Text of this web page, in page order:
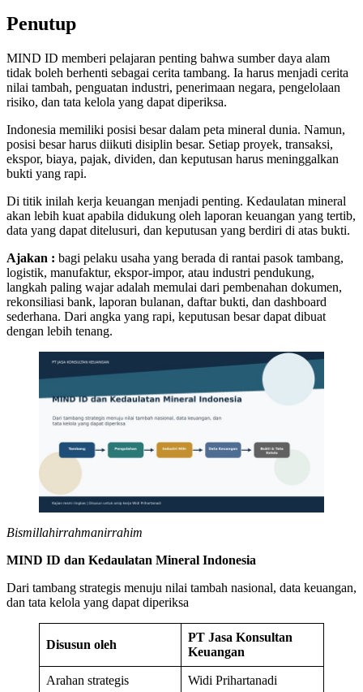
Penutup
MIND ID memberi pelajaran penting bahwa sumber daya alam
tidak boleh berhenti sebagai cerita tambang. Ia harus menjadi cerita
nilai tambah, penguatan industri, penerimaan negara, pengelolaan
risiko, dan tata kelola yang dapat diperiksa.
Indonesia memiliki posisi besar dalam peta mineral dunia. Namun,
posisi besar harus diikuti disiplin besar. Setiap proyek, transaksi,
ekspor, biaya, pajak, dividen, dan keputusan harus meninggalkan
bukti yang rapi.
Di titik inilah kerja keuangan menjadi penting. Kedaulatan mineral
akan lebih kuat apabila didukung oleh laporan keuangan yang tertib,
data yang dapat ditelusuri, dan keputusan yang berdiri di atas bukti.
Ajakan : bagi pelaku usaha yang berada di rantai pasok tambang,
logistik, manufaktur, ekspor-impor, atau industri pendukung,
langkah paling wajar adalah memulai dari pembenahan dokumen,
rekonsiliasi bank, laporan bulanan, daftar bukti, dan dashboard
sederhana. Dari angka yang rapi, keputusan besar dapat dibuat
dengan lebih tenang.
Bismillahirrahmanirrahim
MIND ID dan Kedaulatan Mineral Indonesia
Dari tambang strategis menuju nilai tambah nasional, data keuangan,
dan tata kelola yang dapat diperiksa
Disusun oleh
PT Jasa Konsultan
Keuangan
Arahan strategis Widi Prihartanadi